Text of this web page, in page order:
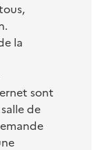
la
sont
de